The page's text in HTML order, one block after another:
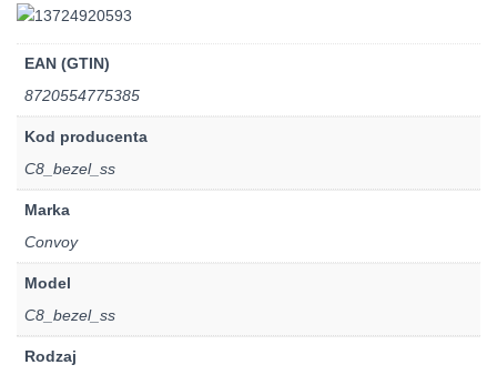
EAN (GTIN)
8720554775385
Kod producenta
C8_bezel_ss
Marka
Convoy
Model
C8_bezel_ss
Rodzaj